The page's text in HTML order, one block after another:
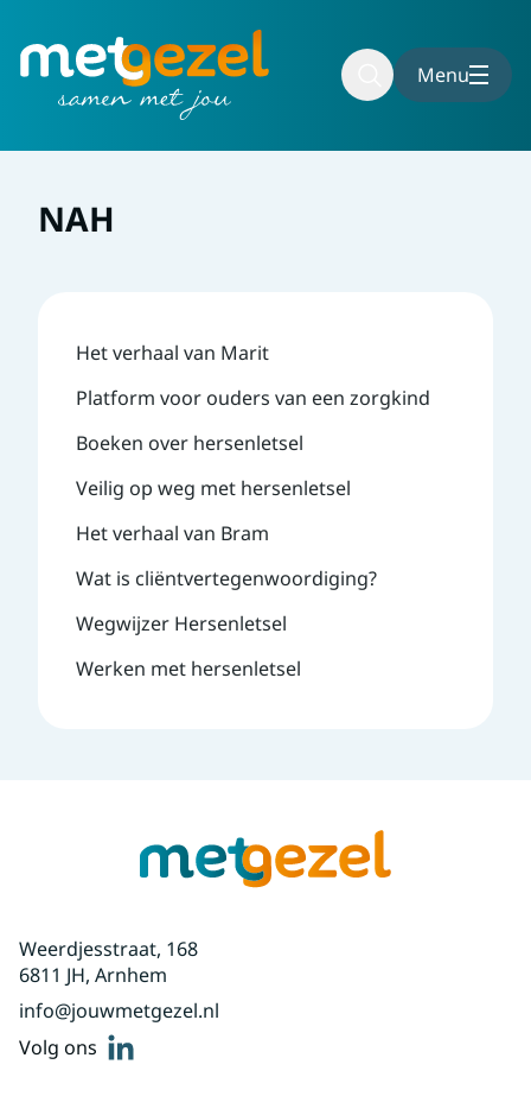
Naar hoofdinhoud
Naar voettekst
Menu
NAH
Het verhaal van Marit
Platform voor ouders van een zorgkind
Boeken over hersenletsel
Veilig op weg met hersenletsel
Het verhaal van Bram
Wat is cliëntvertegenwoordiging?
Wegwijzer Hersenletsel
Werken met hersenletsel
Weerdjesstraat, 168
6811 JH, Arnhem
info@jouwmetgezel.nl
Volg ons linkedin